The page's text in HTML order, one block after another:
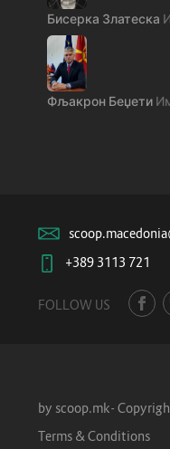
Бисерка Златеска
Фљакрон Беџети
+389 3113 721
FOLLOW US
by scoop.mk-
Terms & Conditions